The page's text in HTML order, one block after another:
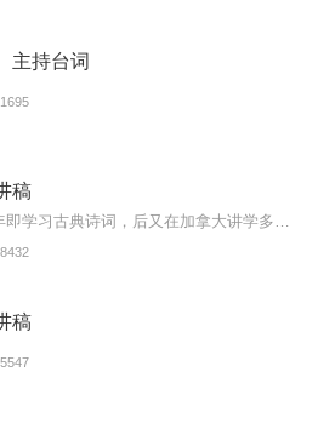
主持台词
1695
稿
8432
稿
5547